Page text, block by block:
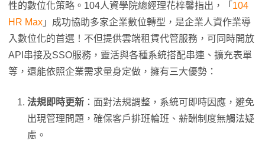
性的數位化策略。104人資學院總經理花梓馨指出，「 104
HR Max 」成功協助多家企業數位轉型，是企業人資作業導
入數位化的首選！不但提供雲端租賃代管服務，可同時開放
API串接及SSO服務，靈活與各種系統搭配串連、擴充表單
等，還能依照企業需求量身定做，擁有三大優勢：
法規即時更新 ：面對法規調整，系統可即時因應，避免
出現管理問題，確保客戶排班輪班、薪酬制度無觸法疑
慮。